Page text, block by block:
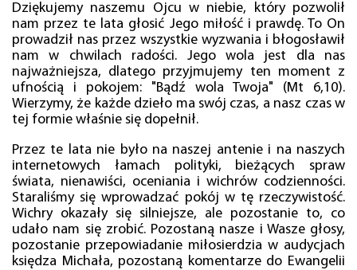
Dziękujemy naszemu Ojcu w niebie, który pozwolił
nam przez te lata głosić Jego miłość i prawdę. To On
prowadził nas przez wszystkie wyzwania i błogosławił
nam w chwilach radości. Jego wola jest dla nas
najważniejsza, dlatego przyjmujemy ten moment z
ufnością i pokojem: "Bądź wola Twoja" (Mt 6,10).
Wierzymy, że każde dzieło ma swój czas, a nasz czas w
tej formie właśnie się dopełnił.
Przez te lata nie było na naszej antenie i na naszych
internetowych łamach polityki, bieżących spraw
świata, nienawiści, oceniania i wichrów codzienności.
Staraliśmy się wprowadzać pokój w tę rzeczywistość.
Wichry okazały się silniejsze, ale pozostanie to, co
udało nam się zrobić. Pozostaną nasze i Wasze głosy,
pozostanie przepowiadanie miłosierdzia w audycjach
księdza Michała, pozostaną komentarze do Ewangelii